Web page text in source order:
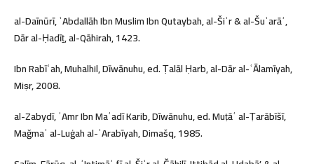
al-Daīnūrī, ʿAbdallāh Ibn Muslim Ibn Qutaybah, al-Šiʿr & al-Šuʿarāʾ,
Dār al-Ḥadīṯ, al-Qāhirah, 1423.
Ibn Rabīʿah, Muhalhil, Dīwānuhu, ed. Ṭalāl Ḥarb, al-Dār al-ʿĀlamīyah,
Miṣr, 2008.
al-Zabydī, ʿAmr Ibn Maʿadī Karib, Dīwānuhu, ed. Muṭāʿ al-Ṭarābīšī,
Mağmaʿ al-Luġah al-ʿArabīyah, Dimašq, 1985.